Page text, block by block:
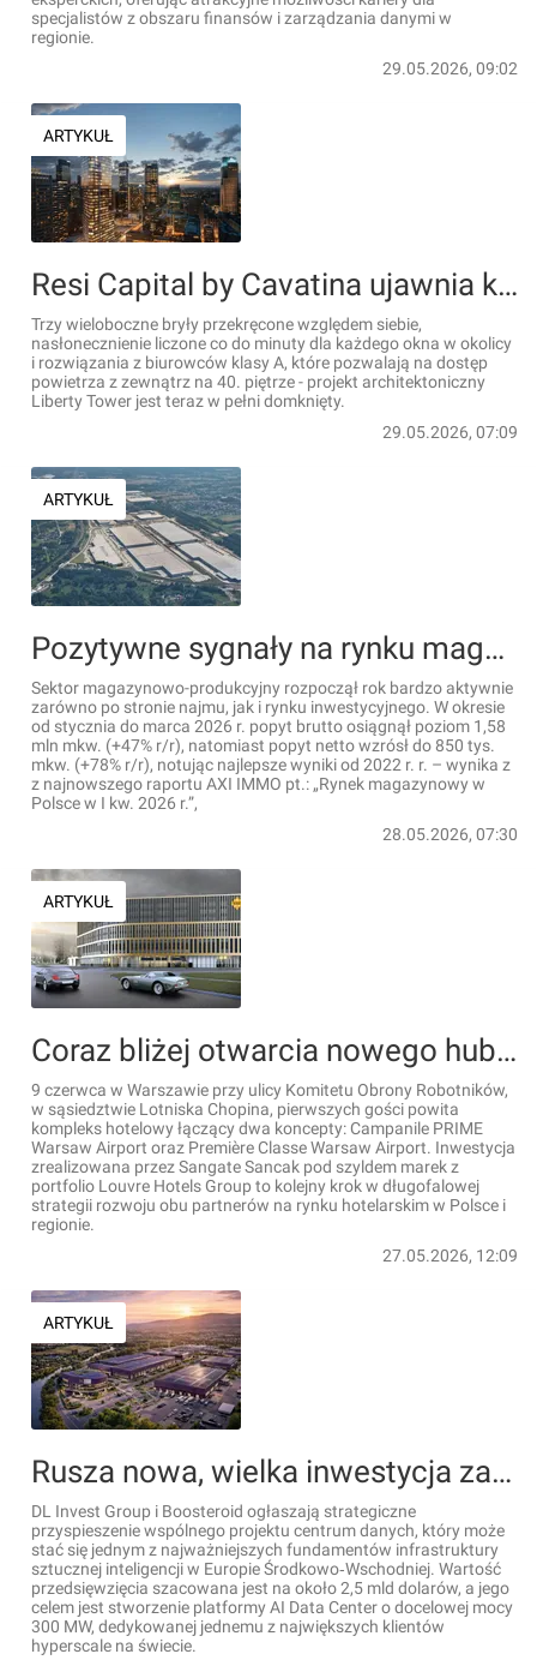
specjalistów z obszaru finansów i zarządzania danymi w
regionie.
29.05.2026, 09:02
ARTYKUŁ
Resi Capital by Cavatina ujawnia kulisy tworzenia 140-metrowej wieży przy ul. Grzybowskiej 54 na Woli [FILM+WIZUALIZACJE]
Trzy wieloboczne bryły przekręcone względem siebie,
nasłonecznienie liczone co do minuty dla każdego okna w okolicy
i rozwiązania z biurowców klasy A, które pozwalają na dostęp
powietrza z zewnątrz na 40. piętrze - projekt architektoniczny
Liberty Tower jest teraz w pełni domknięty.
29.05.2026, 07:09
ARTYKUŁ
Pozytywne sygnały na rynku magazynowym w Polsce. Rośnie liczba nowych umów i aktywność inwestorów [RAPORT]
Sektor magazynowo-produkcyjny rozpoczął rok bardzo aktywnie
zarówno po stronie najmu, jak i rynku inwestycyjnego. W okresie
od stycznia do marca 2026 r. popyt brutto osiągnął poziom 1,58
mln mkw. (+47% r/r), natomiast popyt netto wzrósł do 850 tys.
mkw. (+78% r/r), notując najlepsze wyniki od 2022 r. r. – wynika z
z najnowszego raportu AXI IMMO pt.: „Rynek magazynowy w
Polsce w I kw. 2026 r.”,
28.05.2026, 07:30
ARTYKUŁ
Coraz bliżej otwarcia nowego hubu hotelowego Campanile PRIME i Première Classe przy Lotnisku Chopina w Warszawie
9 czerwca w Warszawie przy ulicy Komitetu Obrony Robotników,
w sąsiedztwie Lotniska Chopina, pierwszych gości powita
kompleks hotelowy łączący dwa koncepty: Campanile PRIME
Warsaw Airport oraz Première Classe Warsaw Airport. Inwestycja
zrealizowana przez Sangate Sancak pod szyldem marek z
portfolio Louvre Hotels Group to kolejny krok w długofalowej
strategii rozwoju obu partnerów na rynku hotelarskim w Polsce i
regionie.
27.05.2026, 12:09
ARTYKUŁ
Rusza nowa, wielka inwestycja za 2,5 mld dolarów w woj. śląskim
DL Invest Group i Boosteroid ogłaszają strategiczne
przyspieszenie wspólnego projektu centrum danych, który może
stać się jednym z najważniejszych fundamentów infrastruktury
sztucznej inteligencji w Europie Środkowo‑Wschodniej. Wartość
przedsięwzięcia szacowana jest na około 2,5 mld dolarów, a jego
celem jest stworzenie platformy AI Data Center o docelowej mocy
300 MW, dedykowanej jednemu z największych klientów
hyperscale na świecie.